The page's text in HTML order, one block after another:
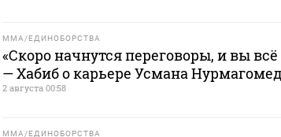
MMA/ЕДИНОБОРСТВА
«Скоро начнутся переговоры, и вы всё
— Хабиб о карьере Усмана
2 августа 00:58
MMA/ЕДИНОБОРСТВА